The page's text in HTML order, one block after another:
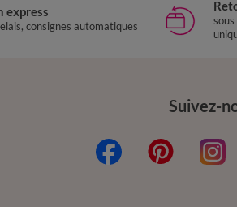
express
consignes automatiques
Suivez-